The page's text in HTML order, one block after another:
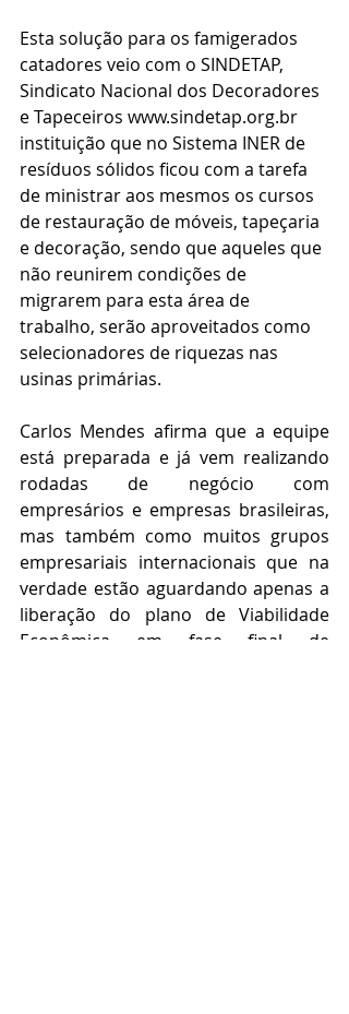
Esta solução para os famigerados
catadores veio com o SINDETAP,
Sindicato Nacional dos Decoradores
e Tapeceiros www.sindetap.org.br
instituição que no Sistema INER de
resíduos sólidos ficou com a tarefa
de ministrar aos mesmos os cursos
de restauração de móveis, tapeçaria
e decoração, sendo que aqueles que
não reunirem condições de
migrarem para esta área de
trabalho, serão aproveitados como
selecionadores de riquezas nas
usinas primárias.
Carlos Mendes afirma que a equipe
está preparada e já vem realizando
rodadas de negócio com
empresários e empresas brasileiras,
mas também como muitos grupos
empresariais internacionais que na
verdade estão aguardando apenas a
liberação do plano de Viabilidade
Econômica em fase final de